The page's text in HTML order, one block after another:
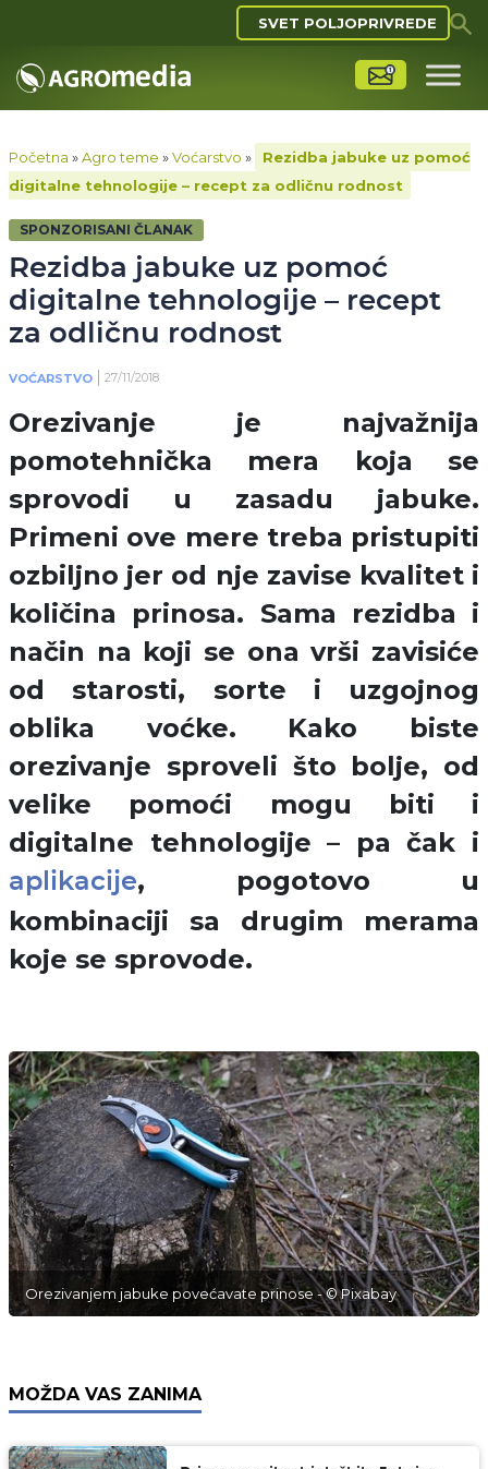
SVET POLJOPRIVREDE
Početna »Agro teme »Voćarstvo »
Rezidba jabuke uz pomoć
digitalne tehnologije – recept za odličnu rodnost
SPONZORISANI ČLANAK
Rezidba jabuke uz pomoć
digitalne tehnologije – recept
za odličnu rodnost
VOĆARSTVO 27/11/2018
Orezivanje je najvažnija
pomotehnička mera koja se
sprovodi u zasadu jabuke.
Primeni ove mere treba pristupiti
ozbiljno jer od nje zavise kvalitet i
količina prinosa. Sama rezidba i
način na koji se ona vrši zavisiće
od starosti, sorte i uzgojnog
oblika voćke. Kako biste
orezivanje sproveli što bolje, od
velike pomoći mogu biti i
digitalne tehnologije – pa čak i
aplikacije, pogotovo u
kombinaciji sa drugim merama
koje se sprovode.
Orezivanjem jabuke povećavate prinose - © Pixabay
MOŽDA VAS ZANIMA